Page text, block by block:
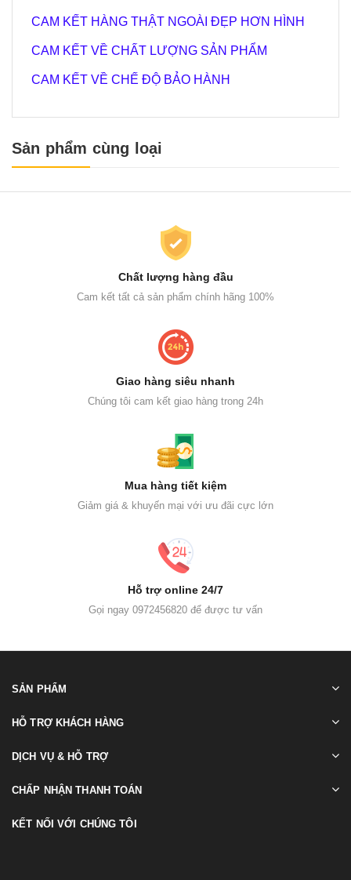
CAM KẾT HÀNG THẬT NGOÀI ĐẸP HƠN HÌNH
CAM KẾT VỀ CHẤT LƯỢNG SẢN PHẨM
CAM KẾT VỀ CHẾ ĐỘ BẢO HÀNH
Sản phẩm cùng loại
Chất lượng hàng đầu
Cam kết tất cả sản phẩm chính hãng 100%
Giao hàng siêu nhanh
Chúng tôi cam kết giao hàng trong 24h
Mua hàng tiết kiệm
Giảm giá & khuyến mại với ưu đãi cực lớn
Hỗ trợ online 24/7
Gọi ngay 0972456820 để được tư vấn
SẢN PHẨM
HỖ TRỢ KHÁCH HÀNG
DỊCH VỤ & HỖ TRỢ
CHẤP NHẬN THANH TOÁN
KẾT NỐI VỚI CHÚNG TÔI